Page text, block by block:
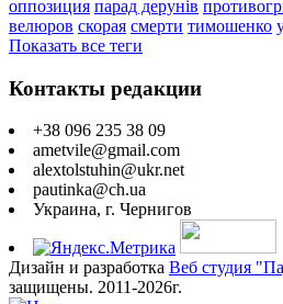
оппозиция парад дерунів
велюров скорая смерти тимошенко
Показать все теги
Контакты редакции
+38 096 235 38 09
ametvile@gmail.com
alextolstuhin@ukr.net
pautinka@ch.ua
Украина, г. Чернигов
Дизайн и разработка Веб студия
защищены. 2011-2026г.